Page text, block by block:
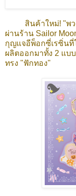
สินค้าใหม่! "พวง
ผ่านร้าน Sailor
กุญแจอีพ็อกซี่เรซิ่นที่
ผลิตออกมาทั้ง 2 แบ
ทรง "ฟักทอง"